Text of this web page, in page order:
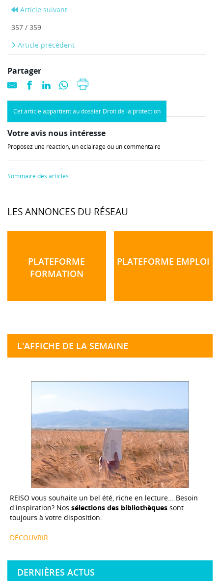
Article suivant
357 / 359
Article précédent
Partager
Cet article appartient au dossier Droit de la protection
Votre avis nous intéresse
Proposez une réaction, un éclairage ou un commentaire
Sommaire des articles
LES ANNONCES DU RÉSEAU
PLATEFORME
FORMATION
PLATEFORME EMPLOI
L'AFFICHE DE LA SEMAINE
REISO vous souhaite un bel été, riche en lecture... Besoin
d'inspiration? Nos sélections des bibliothèques sont
toujours à votre disposition.
DÉCOUVRIR
DERNIÈRES ACTUS